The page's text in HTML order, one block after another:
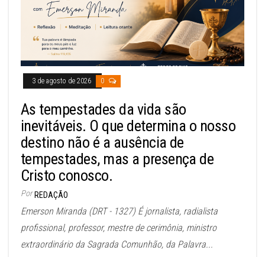
3 de agosto de 2026 0
As tempestades da vida são
inevitáveis. O que determina o nosso
destino não é a ausência de
tempestades, mas a presença de
Cristo conosco.
Por REDAÇÃO
Emerson Miranda (DRT - 1327) É jornalista, radialista
profissional, professor, mestre de cerimônia, ministro
extraordinário da Sagrada Comunhão, da Palavra...